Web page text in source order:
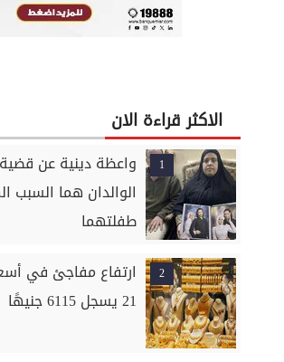
الاكثر قراءة الان
1
واعظة دينية عن
الوالدان هما السبب
طفلتهما
2
ارتفاع مفاجئ في
21 يسجل 6115 جنيهًا